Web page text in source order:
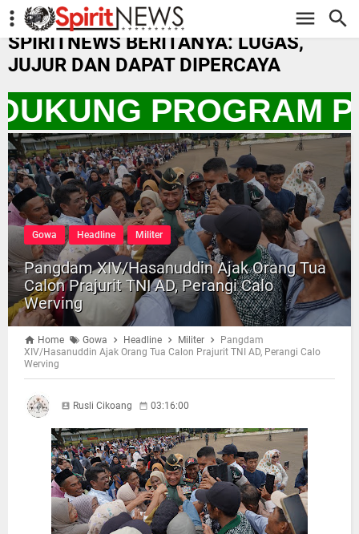
-->
SPIRITNEWS BERITANYA: LUGAS,
JUJUR DAN DAPAT DIPERCAYA
PROGRAM
Gowa Headline Militer
Pangdam XIV/Hasanuddin Ajak Orang Tua
Calon Prajurit TNI AD, Perangi Calo
Werving
Home Gowa Headline Militer
Pangdam
XIV/Hasanuddin Ajak Orang Tua Calon Prajurit TNI AD, Perangi Calo
Werving
Rusli Cikoang 03:16:00